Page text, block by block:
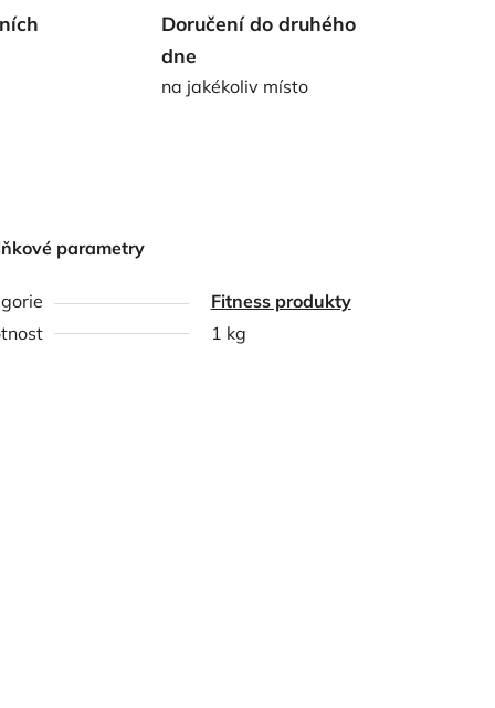
Doručení do druhého
dne
na jakékoliv místo
parametry
Fitness produkty
1 kg